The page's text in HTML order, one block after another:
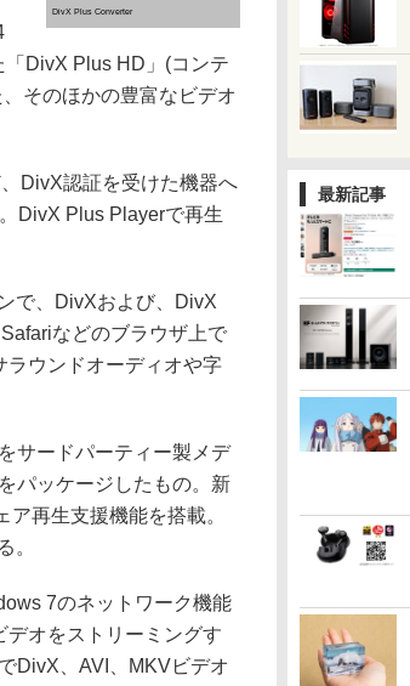
最新記事
DivX Plus Converter
DivX Plus HD」(コンテ
そのほかの豊富なビデオ
DivX認証を受けた機器へ
DivX Plus Playerで再生
で、DivXおよび、DivX
などのブラウザ上で
ラウンドオーディオや字
サードパーティー製メデ
パッケージしたもの。新
再生支援機能を搭載。
。
7のネットワーク機能
オをストリーミングす
DivX、AVI、MKVビデオ